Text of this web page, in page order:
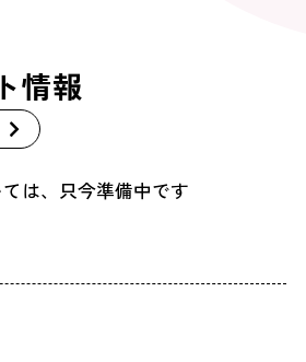
情報
は、只今準備中です